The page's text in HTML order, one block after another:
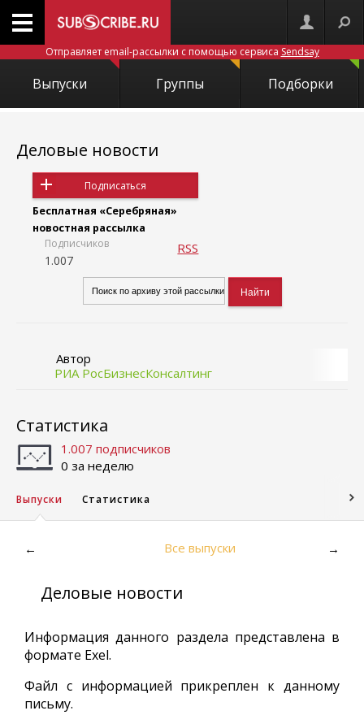
Отправляет email-рассылки с помощью сервиса Sendsay
Выпуски Группы Подборки
Деловые новости
Подписаться
Бесплатная «Серебряная»
новостная рассылка
Подписчиков
1.007
RSS
Автор
РИА РосБизнесКонсалтинг
Статистика
1.007 подписчиков
0 за неделю
Выпуски Статистика
← Все выпуски →
Деловые новости
Информация данного раздела представлена в
формате Exel.
Файл с информацией прикреплен к данному
письму.